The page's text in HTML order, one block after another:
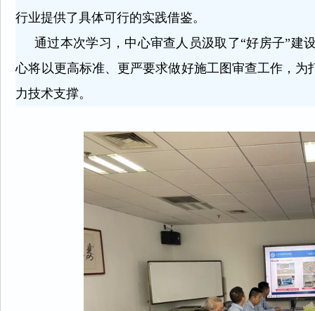
行业提供了具体可行的实践借鉴。
通过本次学习，中心审查人员汲取了“好房子”建
心将以更高标准、更严要求做好施工图审查工作，
力技术支撑。